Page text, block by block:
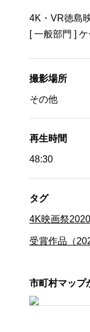
4K・VR徳島
[ 一般部門 ]
撮影場所
その他
再生時間
48:30
タグ
4K映画祭2020
受賞作品（
市町村マップ